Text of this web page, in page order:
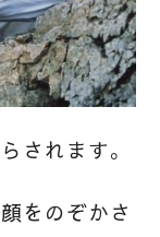
されます。
をのぞかさ